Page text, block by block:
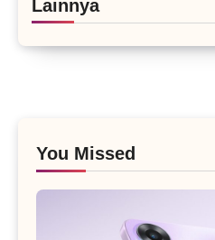
Lainnya
You Missed